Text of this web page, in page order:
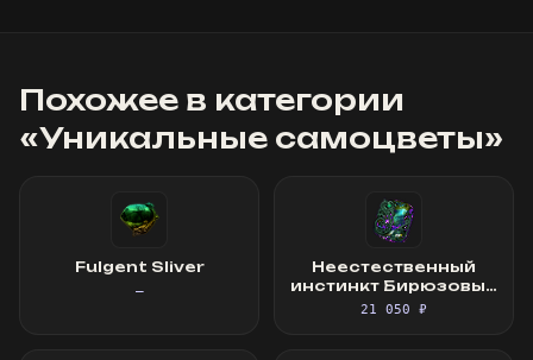
Похожее в категории
«Уникальные самоцветы»
Fulgent Sliver
—
Неестественный
инстинкт Бирюзовый
самоцвет
21 050 ₽